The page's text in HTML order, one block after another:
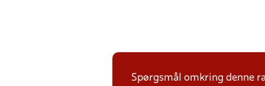
Spørgsmål omkring denne